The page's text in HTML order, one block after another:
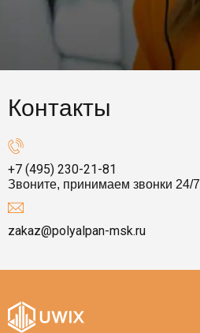
Контакты
+7 (495) 230-21-81
Звоните, принимаем звонки 24/7
zakaz@polyalpan-msk.ru